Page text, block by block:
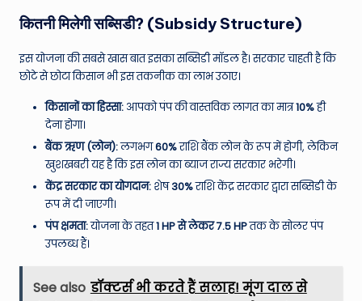
कितनी मिलेगी सब्सिडी? (Subsidy Structure)
इस योजना की सबसे खास बात इसका सब्सिडी मॉडल है। सरकार चाहती है कि
छोटे से छोटा किसान भी इस तकनीक का लाभ उठाए।
किसानों का हिस्सा: आपको पंप की वास्तविक लागत का मात्र10%ही
देना होगा।
बैंक ऋण (लोन):लगभग60%राशि बैंक लोन के रूप में होगी, लेकिन
खुशखबरी यह है कि इस लोन का ब्याज राज्य सरकार भरेगी।
केंद्र सरकार का योगदान: शेष30%राशि केंद्र सरकार द्वारा सब्सिडी के
रूप में दी जाएगी।
पंप क्षमता:योजना के तहत1 HP से लेकर 7.5 HPतक के सोलर पंप
उपलब्ध हैं।
See also डॉक्टर्स भी करते हैं सलाह! मूंग दाल से